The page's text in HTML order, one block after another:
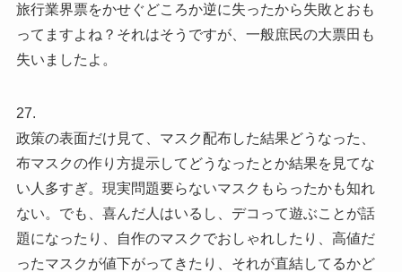
旅行業界票をかせぐどころか逆に失ったから失敗とおも
ってますよね？それはそうですが、一般庶民の大票田も
失いましたよ。
27.
政策の表面だけ見て、マスク配布した結果どうなった、
布マスクの作り方提示してどうなったとか結果を見てな
い人多すぎ。現実問題要らないマスクもらったかも知れ
ない。でも、喜んだ人はいるし、デコって遊ぶことが話
題になったり、自作のマスクでおしゃれしたり、高値だ
ったマスクが値下がってきたり、それが直結してるかど